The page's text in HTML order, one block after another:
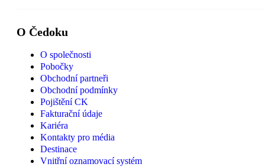
O Čedoku
O společnosti
Pobočky
Obchodní partneři
Obchodní podmínky
Pojištění CK
Fakturační údaje
Kariéra
Kontakty pro média
Destinace
Vnitřní oznamovací systém